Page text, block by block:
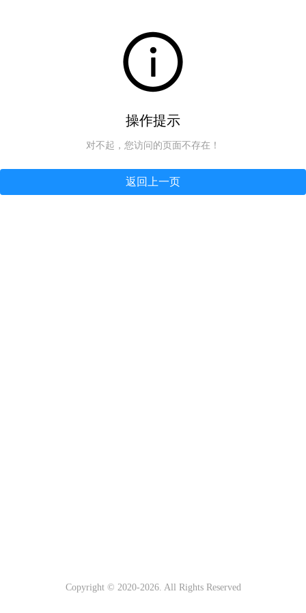
操作提示
对不起，您访问的页面不存在！
返回上一页
Copyright © 2020-2026. All Rights Reserved